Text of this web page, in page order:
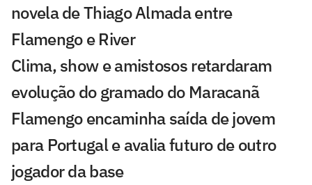
novela de Thiago Almada entre
Flamengo e River
Clima, show e amistosos retardaram
evolução do gramado do Maracanã
Flamengo encaminha saída de jovem
para Portugal e avalia futuro de outro
jogador da base